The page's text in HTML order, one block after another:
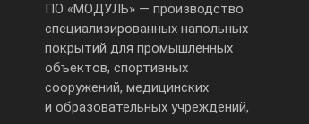
ПО «МОДУЛЬ» — производство
специализированных напольных
покрытий для промышленных
объектов, спортивных
сооружений, медицинских
и образовательных учреждений,